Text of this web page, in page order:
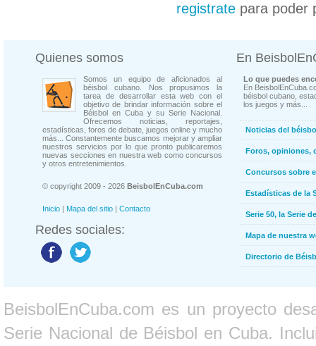
registrate para poder
Quienes somos
Somos un equipo de aficionados al
béisbol cubano. Nos propusimos la
tarea de desarrollar esta web con el
objetivo de brindar información sobre el
Béisbol en Cuba y su Serie Nacional.
Ofrecemos noticias, reportajes,
estadísticas, foros de debate, juegos online y mucho
más... Constantemente buscamos mejorar y ampliar
nuestros servicios por lo que pronto publicaremos
nuevas secciones en nuestra web como concursos
y otros entretenimientos.
© copyright 2009 - 2026 BeisbolEnCuba.com
Inicio | Mapa del sitio | Contacto
Redes sociales:
En
Lo que puedes
En
béisbol cubano,
los juegos y más...
Noticias del
Foros, opiniones,
Concursos sobre
Estadísticas de la
Serie 50, la Serie
Mapa de nuestra
Directorio de
BeisbolEnCuba.com es un proyecto
Serie Nacional de Béisbol en Cuba.